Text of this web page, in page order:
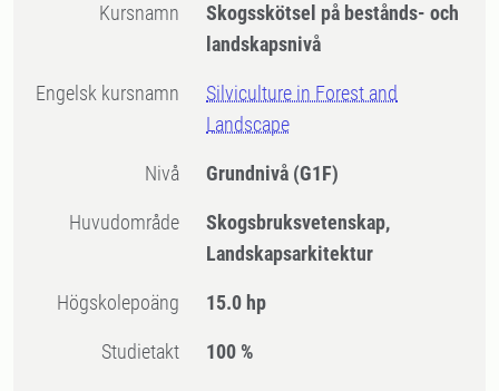
Kursnamn
Skogsskötsel på bestånds- och
landskapsnivå
Engelsk kursnamn
Silviculture in Forest and
Landscape
Nivå Grundnivå (G1F)
Huvudområde
Skogsbruksvetenskap,
Landskapsarkitektur
högskolepoäng 15.0 hp
Studietakt 100 %